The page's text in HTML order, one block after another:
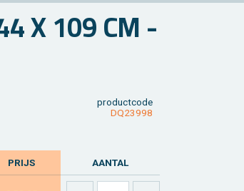
X 109 CM -
product­code
DQ23998
PRIJS AAN­TAL